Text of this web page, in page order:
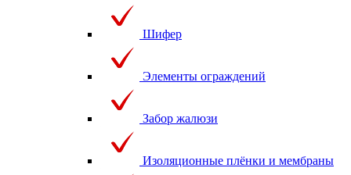
Шифер
Элементы ограждений
Забор жалюзи
Изоляционные плёнки и мембраны